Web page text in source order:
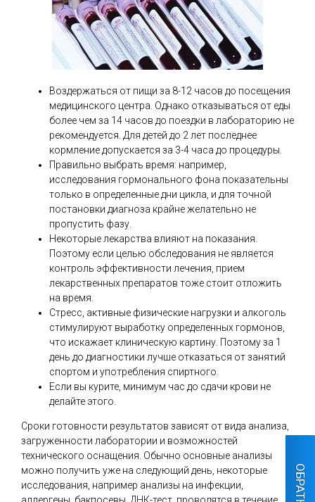
Воздержаться от пищи за 8-12 часов до посещения
медицинского центра. Однако отказываться от еды
более чем за 14 часов до поездки в лабораторию не
рекомендуется. Для детей до 2 лет последнее
кормление допускается за 3-4 часа до процедуры.
Правильно выбрать время: например,
исследования гормонального фона показательны
только в определенные дни цикла, и для точной
постановки диагноза крайне желательно не
пропустить фазу.
Некоторые лекарства влияют на показания.
Поэтому если целью обследования не является
контроль эффективности лечения, прием
лекарственных препаратов тоже стоит отложить
на время.
Стресс, активные физические нагрузки и алкоголь
стимулируют выработку определенных гормонов,
что искажает клиническую картину. Поэтому за 1
день до диагностики лучше отказаться от занятий
спортом и употребления спиртного.
Если вы курите, минимум час до сдачи крови не
делайте этого.
Сроки готовности результатов зависят от вида анализа,
загруженности лаборатории и возможностей
технического оснащения. Обычно основные анализы
можно получить уже на следующий день, некоторые
исследования, например анализы на инфекции,